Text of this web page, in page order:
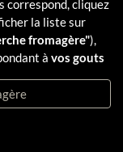
correspond, cliquez
la liste sur
fromagère"),
à vos gouts